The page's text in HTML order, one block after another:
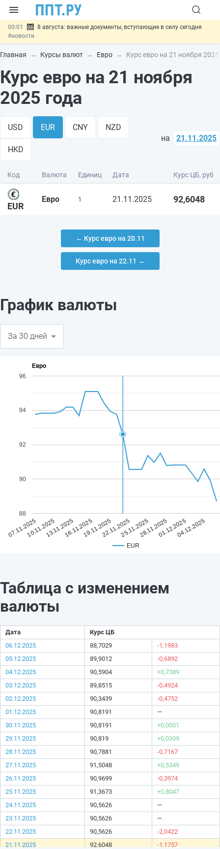
00:01
8 августа: важные документы, вступающие в силу сегодня
#новости
07.08 Подписан закон о блокировке продажи опасных товаров через
«Честный знак»#новости
07.08
Госпошлину за устранение ошибок в документах предлагают
07.08
Важно
Разработают единые критерии трудовых и ГПХ-
#новости
Главная Курсы валют Евро Курс евро на 21 ноября 2025
Курс евро на 21 ноября
2025 года
USD EUR CNY NZD
HKD
на 21.11.2025
Код Валюта Единиц Дата Курс ЦБ, руб
EUR
Евро 1 21.11.2025 92,6048
← Курс евро на 20.11
Курс евро на 22.11 →
График валюты
Евро
EUR
07.11.202510.11.202513.11.202516.11.202519.11.202522.11.202525.11.202528.11.202501.12.202504.12.2025
88
90
92
94
96
Таблица с изменением
валюты
Дата
Курс ЦБ
06.12.2025
88,7029
-1,1983
05.12.2025
89,9012
-0,6892
04.12.2025
90,5904
+0,7389
03.12.2025
89,8515
-0,4924
02.12.2025
90,3439
-0,4752
01.12.2025
90,8191
—
30.11.2025
90,8191
+0,0001
29.11.2025
90,819
+0,0309
28.11.2025
90,7881
-0,7167
27.11.2025
91,5048
+0,5349
26.11.2025
90,9699
-0,3974
25.11.2025
91,3673
+0,8047
24.11.2025
90,5626
—
23.11.2025
90,5626
—
22.11.2025
90,5626
-2,0422
21.11.2025
92,6048
-1,1757